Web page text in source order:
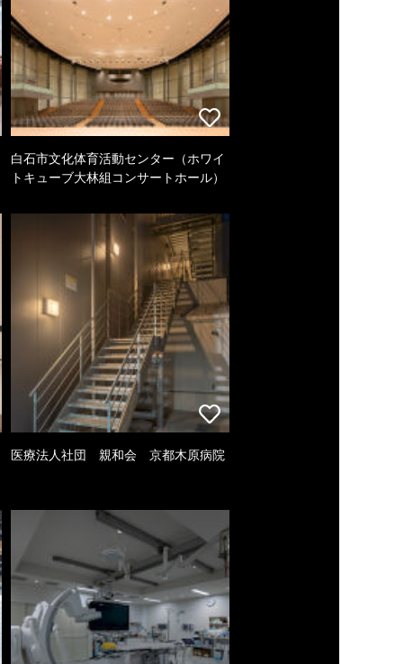
白石市文化体育活動センター（ホワイ
トキューブ大林組コンサートホール）
医療法人社団 親和会 京都木原病院